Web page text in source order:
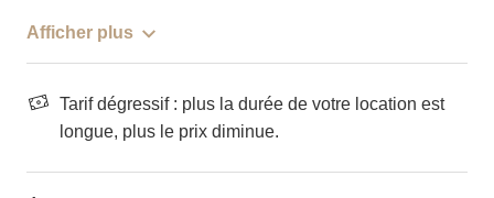
Afficher plus
Tarif dégressif : plus la durée de votre location est
longue, plus le prix diminue.